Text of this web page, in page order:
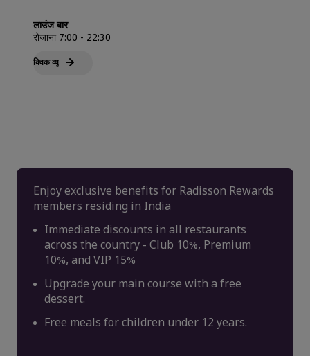
लाउंज बार
रोजाना 7:00 - 22:30
क्विक व्‍यू
Enjoy exclusive benefits for Radisson Rewards
members residing in India
Immediate discounts in all restaurants
across the country - Club 10%, Premium
10%, and VIP 15%
Upgrade your main course with a free
dessert.
Free meals for children under 12 years.